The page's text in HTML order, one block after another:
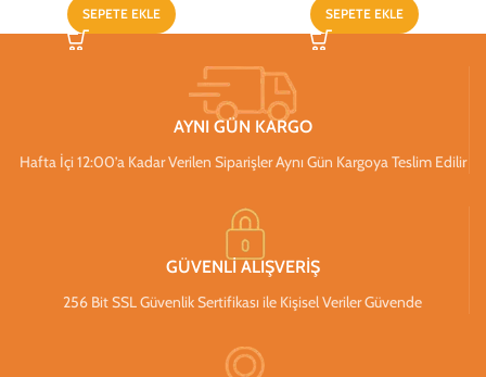
SEPETE EKLE SEPETE EKLE
AYNI GÜN KARGO
Hafta İçi 12:00’a Kadar Verilen Siparişler Aynı Gün Kargoya Teslim Edilir
GÜVENLİ ALIŞVERİŞ
256 Bit SSL Güvenlik Sertifikası ile Kişisel Veriler Güvende